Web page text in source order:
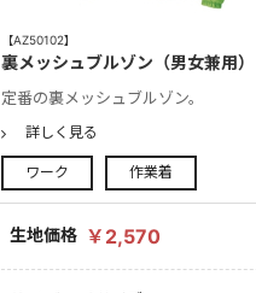
【AZ50102】
裏メッシュブルゾン（男女兼用）
定番の裏メッシュブルゾン。
詳しく見る
ワーク 作業着
生地価格 ￥2,570